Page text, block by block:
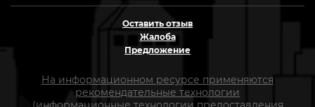
Оставить отзыв
Жалоба
Предложение
На информационном ресурсе применяются
рекомендательные технологии